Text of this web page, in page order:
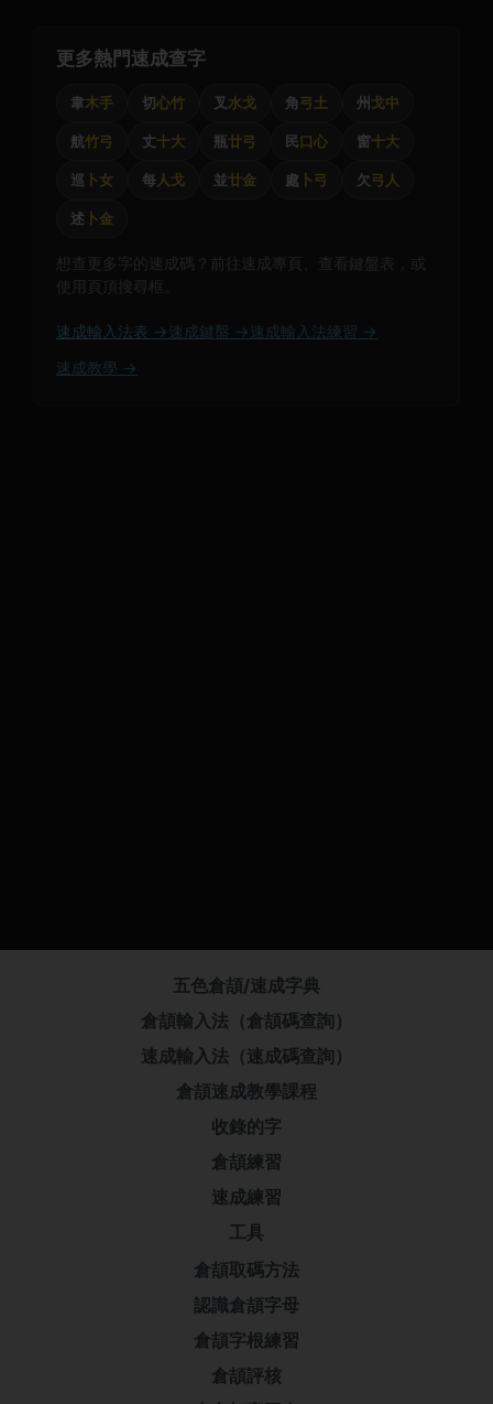
更多熱門速成查字
韋木手 切心竹 叉 水戈 角弓土 州 戈中
航竹弓 丈十大 瓶廿弓 民口心 窗十大
巡 卜女 每人戈 並廿金 處 卜弓 欠弓人
述 卜金
想查更多字的速成碼？前往速成專頁、查看鍵盤表，或
使用頁頂搜尋框。
速成輸入法表 → 速成鍵盤 → 速成輸入法練習 →
速成教學 →
五色倉頡/速成字典
倉頡輸入法（倉頡碼查詢）
速成輸入法（速成碼查詢）
倉頡速成教學課程
收錄的字
倉頡練習
速成練習
工具
倉頡取碼方法
認識倉頡字母
倉頡字根練習
倉頡評核